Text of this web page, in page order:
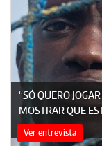
“SÓ QUERO
MOSTRAR QUE
Ver entrevista